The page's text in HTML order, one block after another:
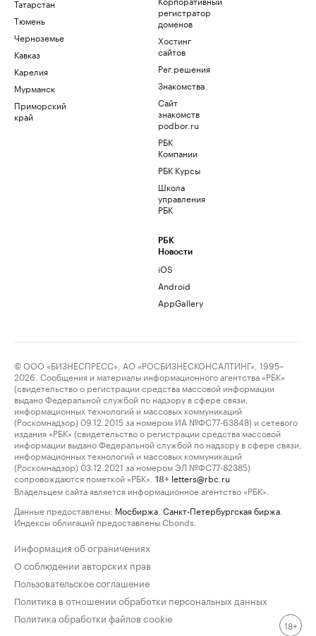
Татарстан
Тюмень
Черноземье
Кавказ
Карелия
Мурманск
Приморский
край
регистратор
доменов
Хостинг
сайтов
Рег.решения
Знакомства
Сайт
знакомств
podbor.ru
РБК
Компании
РБК Курсы
Школа
управления
РБК
РБК
Новости
iOS
Android
AppGallery
© ООО «БИЗНЕСПРЕСС», АО «РОСБИЗНЕСКОНСАЛТИНГ», 1995–
2026. Сообщения и материалы информационного агентства «РБК»
(свидетельство о регистрации средства массовой информации
выдано Федеральной службой по надзору в сфере связи,
информационных технологий и массовых коммуникаций
(Роскомнадзор) 09.12.2015 за номером ИА №ФС77-63848) и сетевого
издания «РБК» (свидетельство о регистрации средства массовой
информации выдано Федеральной службой по надзору в сфере связи,
информационных технологий и массовых коммуникаций
(Роскомнадзор) 03.12.2021 за номером ЭЛ №ФС77-82385)
сопровождаются пометкой «РБК».
18+ letters@rbc.ru
Владельцем сайта является информационное агентство «РБК».
Данные предоставлены: Мосбиржа Санкт-Петербургская биржа
Индексы облигаций предоставлены Cbonds.
Информация об ограничениях
О соблюдении авторских прав
Пользовательское соглашение
Политика в отношении обработки персональных данных
Политика обработки файлов cookie
18+